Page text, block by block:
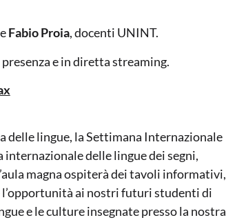
eFabio Proia, docenti UNINT.
e in diretta streaming.
delle lingue, la Settimana Internazionale
internazionale delle lingue dei segni,
magna ospiterà dei tavoli informativi,
l’opportunità ai nostri futuri studenti di
e le culture insegnate presso la nostra